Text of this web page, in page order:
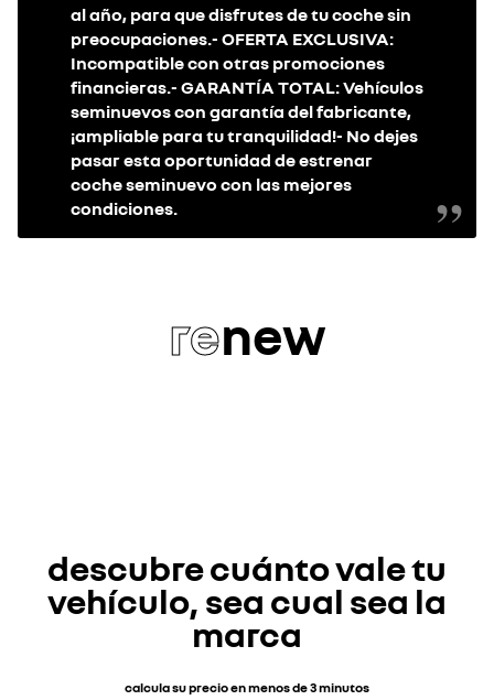
al año, para que disfrutes de tu coche sin
preocupaciones.- OFERTA EXCLUSIVA:
Incompatible con otras promociones
financieras.- GARANTÍA TOTAL: Vehículos
seminuevos con garantía del fabricante,
¡ampliable para tu tranquilidad!- No dejes
pasar esta oportunidad de estrenar
coche seminuevo con las mejores
condiciones.
renew
descubre cuánto vale tu
vehículo, sea cual sea la
marca
calcula su precio en menos de 3 minutos